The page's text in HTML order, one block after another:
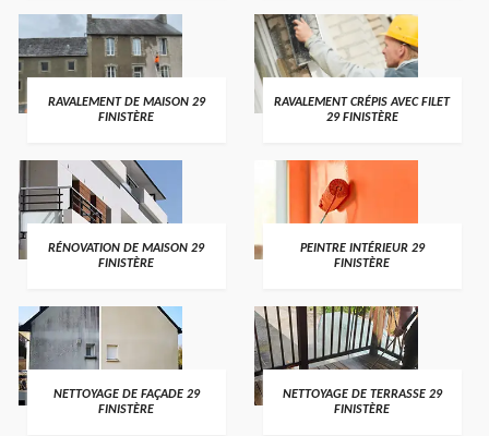
RAVALEMENT DE MAISON 29
FINISTÈRE
RAVALEMENT CRÉPIS AVEC FILET
29 FINISTÈRE
RÉNOVATION DE MAISON 29
FINISTÈRE
PEINTRE INTÉRIEUR 29
FINISTÈRE
NETTOYAGE DE FAÇADE 29
FINISTÈRE
NETTOYAGE DE TERRASSE 29
FINISTÈRE